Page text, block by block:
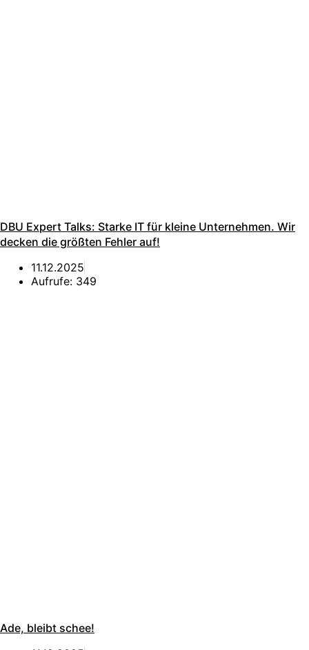
DBU Expert Talks: Starke IT für kleine Unternehmen. Wir
decken die größten Fehler auf!
11.12.2025
Aufrufe: 349
Ade, bleibt schee!